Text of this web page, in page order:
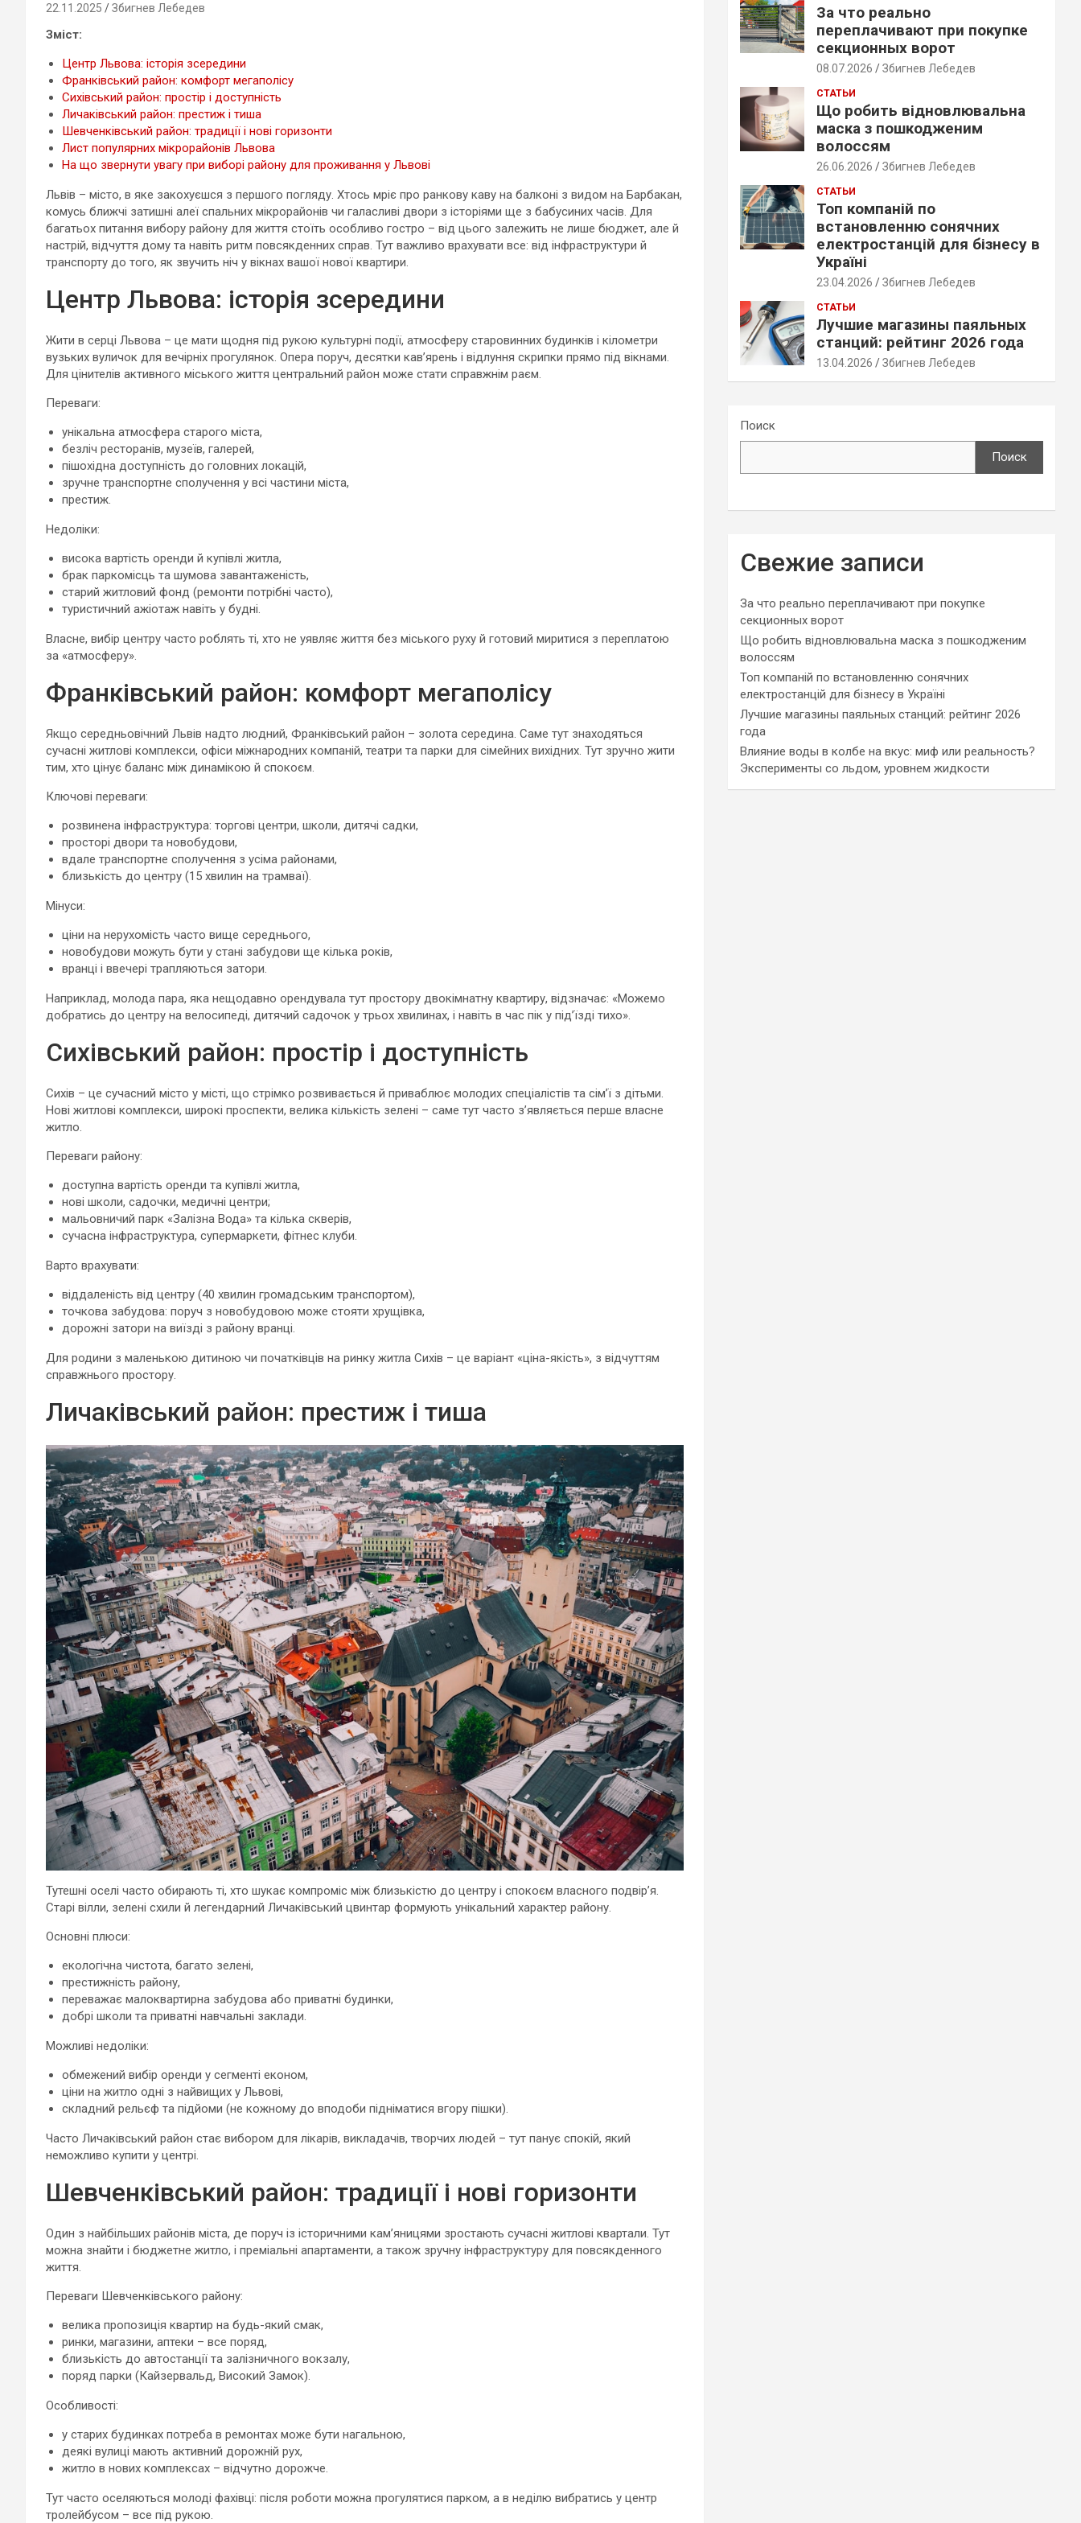
22.11.2025 Збигнев Лебедев
Зміст:
Центр Львова: історія зсередини
Франківський район: комфорт мегаполісу
Сихівський район: простір і доступність
Личаківський район: престиж і тиша
Шевченківський район: традиції і нові горизонти
Лист популярних мікрорайонів Львова
На що звернути увагу при виборі району для проживання у Львові
Львів – місто, в яке закохуєшся з першого погляду. Хтось мріє про ранкову каву на балконі з видом на Барбакан,
комусь ближчі затишні алеї спальних мікрорайонів чи галасливі двори з історіями ще з бабусиних часів. Для
багатьох питання вибору району для життя стоїть особливо гостро – від цього залежить не лише бюджет, але й
настрій, відчуття дому та навіть ритм повсякденних справ. Тут важливо врахувати все: від інфраструктури й
транспорту до того, як звучить ніч у вікнах вашої нової квартири.
Центр Львова: історія зсередини
Жити в серці Львова – це мати щодня під рукою культурні події, атмосферу старовинних будинків і кілометри
вузьких вуличок для вечірніх прогулянок. Опера поруч, десятки кав’ярень і відлуння скрипки прямо під вікнами.
Для цінителів активного міського життя центральний район може стати справжнім раєм.
Переваги:
унікальна атмосфера старого міста,
безліч ресторанів, музеїв, галерей,
пішохідна доступність до головних локацій,
зручне транспортне сполучення у всі частини міста,
престиж.
Недоліки:
висока вартість оренди й купівлі житла,
брак паркомісць та шумова завантаженість,
старий житловий фонд (ремонти потрібні часто),
туристичний ажіотаж навіть у будні.
Власне, вибір центру часто роблять ті, хто не уявляє життя без міського руху й готовий миритися з переплатою
за «атмосферу».
Франківський район: комфорт мегаполісу
Якщо середньовічний Львів надто людний, Франківський район – золота середина. Саме тут знаходяться
сучасні житлові комплекси, офіси міжнародних компаній, театри та парки для сімейних вихідних. Тут зручно жити
тим, хто цінує баланс між динамікою й спокоєм.
Ключові переваги:
розвинена інфраструктура: торгові центри, школи, дитячі садки,
просторі двори та новобудови,
вдале транспортне сполучення з усіма районами,
близькість до центру (15 хвилин на трамваї).
Мінуси:
ціни на нерухомість часто вище середнього,
новобудови можуть бути у стані забудови ще кілька років,
вранці і ввечері трапляються затори.
Наприклад, молода пара, яка нещодавно орендувала тут простору двокімнатну квартиру, відзначає: «Можемо
добратись до центру на велосипеді, дитячий садочок у трьох хвилинах, і навіть в час пік у під’їзді тихо».
Сихівський район: простір і доступність
Сихів – це сучасний місто у місті, що стрімко розвивається й приваблює молодих спеціалістів та сім’ї з дітьми.
Нові житлові комплекси, широкі проспекти, велика кількість зелені – саме тут часто з’являється перше власне
житло.
Переваги району:
доступна вартість оренди та купівлі житла,
нові школи, садочки, медичні центри;
мальовничий парк «Залізна Вода» та кілька скверів,
сучасна інфраструктура, супермаркети, фітнес клуби.
Варто врахувати:
віддаленість від центру (40 хвилин громадським транспортом),
точкова забудова: поруч з новобудовою може стояти хрущівка,
дорожні затори на виїзді з району вранці.
Для родини з маленькою дитиною чи початківців на ринку житла Сихів – це варіант «ціна-якість», з відчуттям
справжнього простору.
Личаківський район: престиж і тиша
Тутешні оселі часто обирають ті, хто шукає компроміс між близькістю до центру і спокоєм власного подвір’я.
Старі вілли, зелені схили й легендарний Личаківський цвинтар формують унікальний характер району.
Основні плюси:
екологічна чистота, багато зелені,
престижність району,
переважає малоквартирна забудова або приватні будинки,
добрі школи та приватні навчальні заклади.
Можливі недоліки:
обмежений вибір оренди у сегменті економ,
ціни на житло одні з найвищих у Львові,
складний рельєф та підйоми (не кожному до вподоби підніматися вгору пішки).
Часто Личаківський район стає вибором для лікарів, викладачів, творчих людей – тут панує спокій, який
неможливо купити у центрі.
Шевченківський район: традиції і нові горизонти
Один з найбільших районів міста, де поруч із історичними кам’яницями зростають сучасні житлові квартали. Тут
можна знайти і бюджетне житло, і преміальні апартаменти, а також зручну інфраструктуру для повсякденного
життя.
Переваги Шевченківського району:
велика пропозиція квартир на будь-який смак,
ринки, магазини, аптеки – все поряд,
близькість до автостанції та залізничного вокзалу,
поряд парки (Кайзервальд, Високий Замок).
Особливості:
у старих будинках потреба в ремонтах може бути нагальною,
деякі вулиці мають активний дорожній рух,
житло в нових комплексах – відчутно дорожче.
Тут часто оселяються молоді фахівці: після роботи можна прогулятися парком, а в неділю вибратись у центр
тролейбусом – все під рукою.
За что реально
переплачивают при покупке
секционных ворот
08.07.2026 Збигнев Лебедев
СТАТЬИ
Що робить відновлювальна
маска з пошкодженим
волоссям
26.06.2026 Збигнев Лебедев
СТАТЬИ
Топ компаній по
встановленню сонячних
електростанцій для бізнесу в
Україні
23.04.2026 Збигнев Лебедев
СТАТЬИ
Лучшие магазины паяльных
станций: рейтинг 2026 года
13.04.2026 Збигнев Лебедев
Поиск
Поиск
Свежие записи
За что реально переплачивают при покупке
секционных ворот
Що робить відновлювальна маска з пошкодженим
волоссям
Топ компаній по встановленню сонячних
електростанцій для бізнесу в Україні
Лучшие магазины паяльных станций: рейтинг 2026
года
Влияние воды в колбе на вкус: миф или реальность?
Эксперименты со льдом, уровнем жидкости